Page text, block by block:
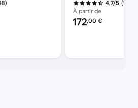
1 199,00 € neuf
4,7/5 (1
À partir de
Prix reconditionné :
172,00 €